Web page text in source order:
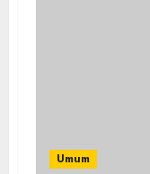
Umum